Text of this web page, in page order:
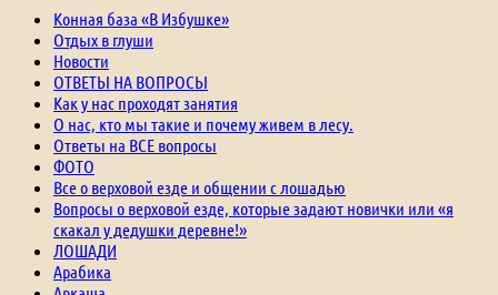
Конная база «В Избушке»
Отдых в глуши
Новости
ОТВЕТЫ НА ВОПРОСЫ
Как у нас проходят занятия
О нас, кто мы такие и почему живем в лесу.
Ответы на ВСЕ вопросы
ФОТО
Все о верховой езде и общении с лошадью
Вопросы о верховой езде, которые задают новички или «я
скакал у дедушки деревне!»
ЛОШАДИ
Арабика